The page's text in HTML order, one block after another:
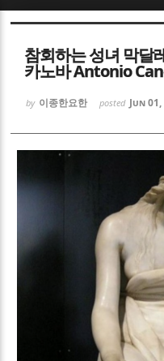
참회하는 성녀 막달
카노바 Antonio
by 이종한요한 posted Jun
Sketchbook5,
Sketchbook5,